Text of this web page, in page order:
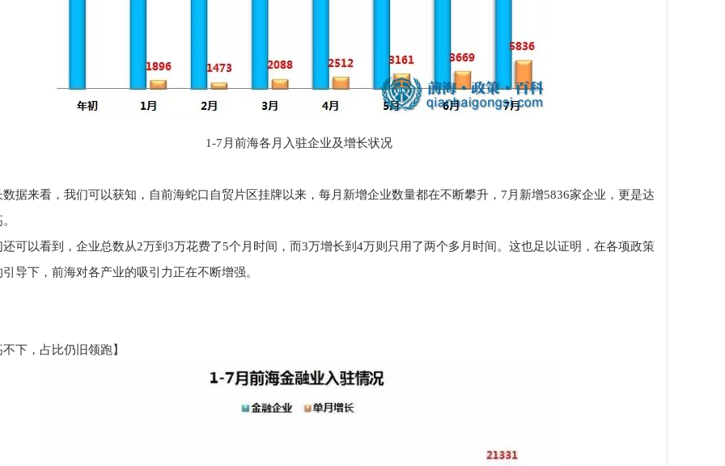
1-7月前海各月入驻企业及增长状况
据来看，我们可以获知，自前海蛇口自贸片区挂牌以来，每月新增企业数量都在不断攀升，7月新增5836家企业，更是达
可以看到，企业总数从2万到3万花费了5个月时间，而3万增长到4万则只用了两个多月时间。这也足以证明，在各项政策
导下，前海对各产业的吸引力正在不断增强。
下，占比仍旧领跑】